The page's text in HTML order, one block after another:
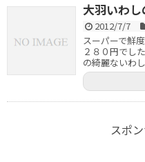
大羽いわし
2012/7/7
スーパーで鮮
２８０円でし
の綺麗ないわ
スポ